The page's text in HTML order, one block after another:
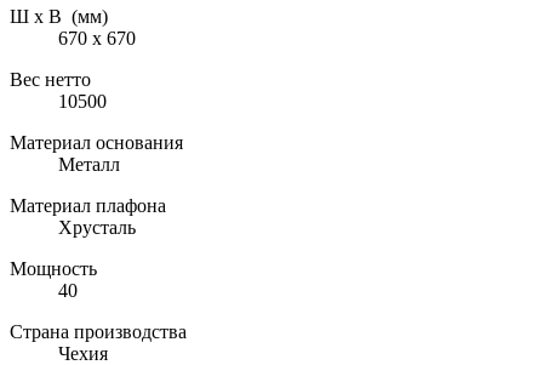
Ш х В (мм)
670 х 670
Вес нетто
10500
Материал основания
Металл
Материал плафона
Хрусталь
Мощность
40
Страна производства
Чехия